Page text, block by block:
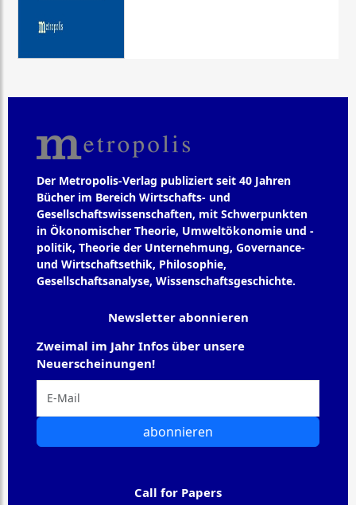
Der Metropolis-Verlag publiziert seit 40 Jahren
Bücher im Bereich Wirtschafts- und
Gesellschaftswissenschaften, mit Schwerpunkten
in Ökonomischer Theorie, Umweltökonomie und -
politik, Theorie der Unternehmung, Governance-
und Wirtschaftsethik, Philosophie,
Gesellschaftsanalyse, Wissenschaftsgeschichte.
Newsletter abonnieren
Zweimal im Jahr Infos über unsere
Neuerscheinungen!
abonnieren
Call for Papers